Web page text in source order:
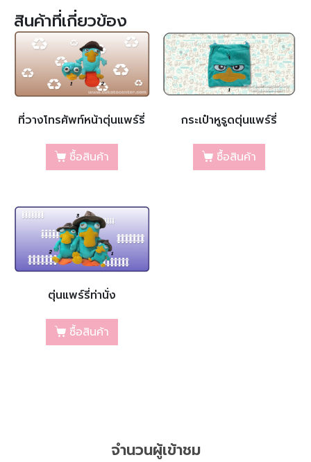
สินค้าที่เกี่ยวข้อง
ที่วางโทรศัพท์หน้าตุ่นแพร์รี่
ซื้อสินค้า
กระเป๋าหูรูดตุ่นแพร์รี่
ซื้อสินค้า
ตุ่นแพร์รี่ท่านั่ง
ซื้อสินค้า
จำนวนผู้เข้าชม